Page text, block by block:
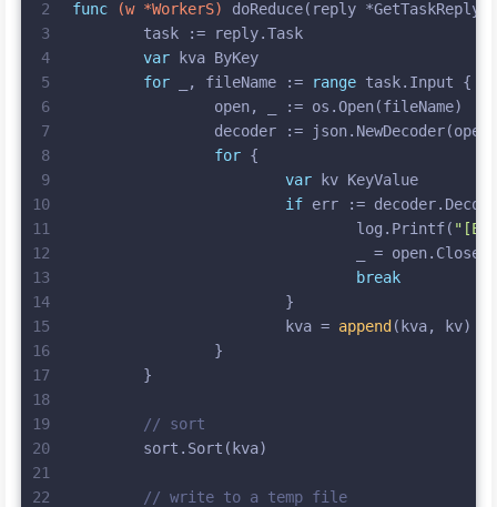
2
3
4
5
6
7
8
9
10
11
12
13
14
15
16
17
18
19
20
21
22
func
(w *WorkerS)
doReduce(reply *GetTaskReply)
	task := reply.Task
var kva ByKey
for _, fileName := range task.Input {
		open, _ := os.Open(fileName)
		decoder := json.NewDecoder(open)
for {
var kv KeyValue
if err :=
				log.Printf(
				_ = open.Close()
break
			}
			kva =
append (kva, kv)
		}
	}
// sort
	sort.Sort(kva)
// write to a temp file